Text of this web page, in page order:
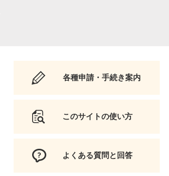
各種申請・手続き案内
このサイトの使い方
よくある質問と回答